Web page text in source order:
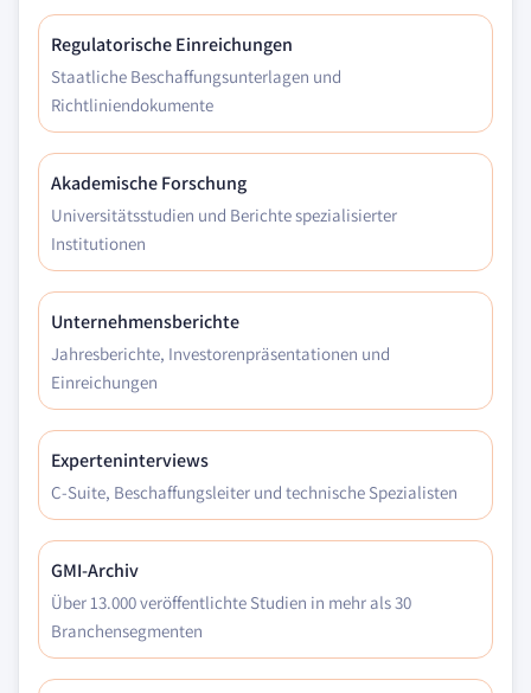
Regulatorische Einreichungen
Staatliche Beschaffungsunterlagen und
Richtliniendokumente
Akademische Forschung
Universitätsstudien und Berichte spezialisierter
Institutionen
Unternehmensberichte
Jahresberichte, Investorenpräsentationen und
Einreichungen
Experteninterviews
C-Suite, Beschaffungsleiter und technische Spezialisten
GMI-Archiv
Über 13.000 veröffentlichte Studien in mehr als 30
Branchensegmenten